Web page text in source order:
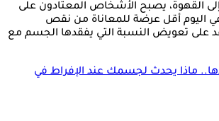
القهوة، يصبح الأشخاص المعتادون على
اليوم أقل عرضة للمعاناة من نقص
على تعويض النسبة التي يفقدها الجسم مع
ماذا يحدث لجسمك عند الإفراط في